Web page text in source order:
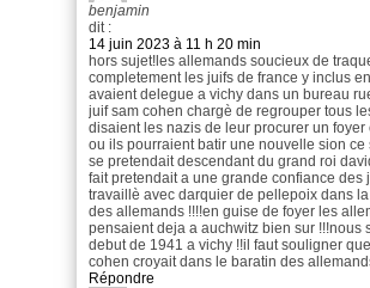
benjamin
dit :
14 juin 2023 à 11 h 20 min
hors sujet!les allemands soucieux de
completement les juifs de france y inclus
avaient delegue a vichy dans un bureau
juif sam cohen chargè de regrouper tous
disaient les nazis de leur procurer un foyer
ou ils pourraient batir une nouvelle sion ce
se pretendait descendant du grand roi
fait pretendait a une grande confiance des
travaillè avec darquier de pellepoix dans
des allemands !!!!en guise de foyer les
pensaient deja a auchwitz bien sur !!!nous
debut de 1941 a vichy !!il faut souligner
cohen croyait dans le baratin des
Répondre